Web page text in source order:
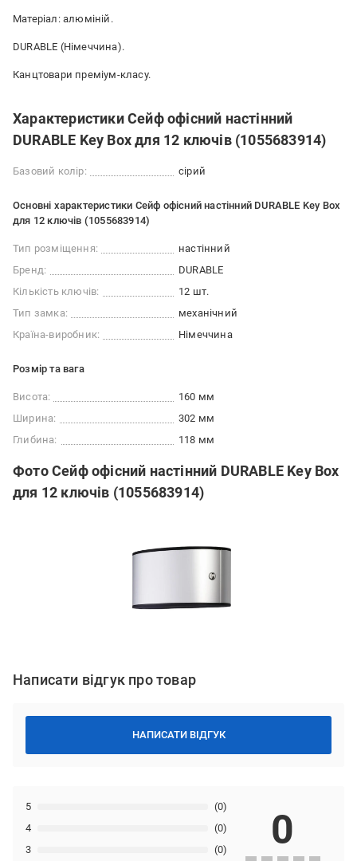
Матеріал: алюміній.
DURABLE (Німеччина).
Канцтовари преміум-класу.
Характеристики Сейф офісний настінний
DURABLE Key Box для 12 ключів (1055683914)
Базовий колір: сірий
Основні характеристики Сейф офісний настінний DURABLE Key Box
для 12 ключів (1055683914)
Тип розміщення:
настінний
Бренд:
DURABLE
Кількість ключів:
12 шт.
Тип замка:
механічний
Країна-виробник:
Німеччина
Розмір та вага
Висота:
160 мм
Ширина:
302 мм
Глибина:
118 мм
Фото Сейф офісний настінний DURABLE Key Box
для 12 ключів (1055683914)
Написати відгук про товар
НАПИСАТИ ВІДГУК
3 (0)
4 (0)
5 (0)
0